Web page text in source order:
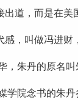
道，而是在美
，叫做冯进财
朱丹的原名叫
院念书的朱